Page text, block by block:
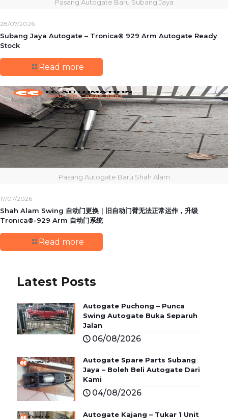
Pasang Autogate Baru Subang Jaya
28/07/2026
Subang Jaya Autogate – Tronica® 929 Arm Autogate Ready
Stock
Read more
Pasang Autogate Baru Shah Alam
17/07/2026
Shah Alam Swing 自动门更换｜旧自动门臂无法正常运作，升级
Tronica®-929 Arm 自动门系统
Read more
Latest Posts
Autogate Puchong – Punca
Swing Autogate Buka Separuh
Jalan
06/08/2026
Autogate Spare Parts Subang
Jaya – Boleh Beli Autogate Dari
Kami
04/08/2026
Autogate Kajang – Tukar 1 Unit